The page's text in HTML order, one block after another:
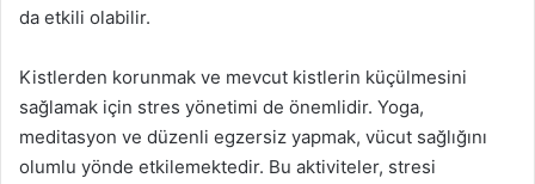
da etkili olabilir.
Kistlerden korunmak ve mevcut kistlerin küçülmesini
sağlamak için stres yönetimi de önemlidir. Yoga,
meditasyon ve düzenli egzersiz yapmak, vücut sağlığını
olumlu yönde etkilemektedir. Bu aktiviteler, stresi